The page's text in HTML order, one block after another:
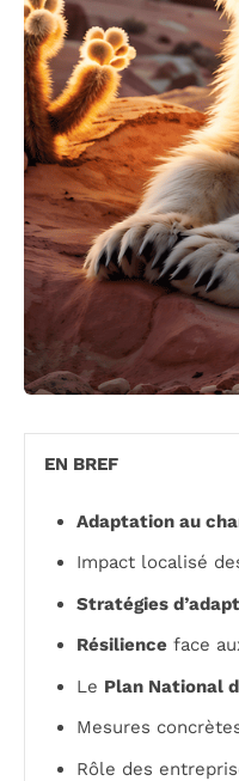
EN BREF
Adaptation au
Impact localisé
Stratégies
Résilience face
Le Plan National
Mesures
Rôle des